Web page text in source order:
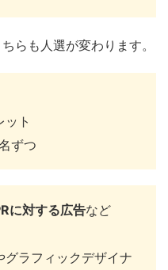
らも人選が変わります。
ト
ずつ
に対する広告など
グラフィックデザイナ